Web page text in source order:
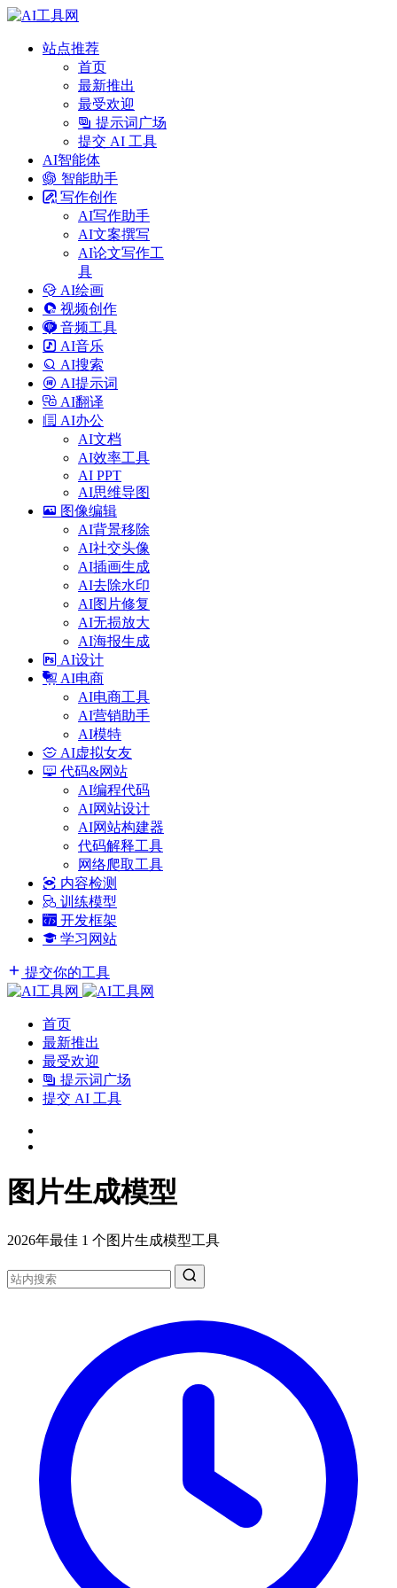
站点推荐
首页
最新推出
最受欢迎
提示词广场
提交 AI 工具
AI智能体
智能助手
写作创作
AI写作助手
AI文案撰写
AI论文写作工
具
AI绘画
视频创作
音频工具
AI音乐
AI搜索
AI提示词
AI翻译
AI办公
AI文档
AI效率工具
AI PPT
AI思维导图
图像编辑
AI背景移除
AI社交头像
AI插画生成
AI去除水印
AI图片修复
AI无损放大
AI海报生成
AI设计
AI电商
AI电商工具
AI营销助手
AI模特
AI虚拟女友
代码&网站
AI编程代码
AI网站设计
AI网站构建器
代码解释工具
网络爬取工具
内容检测
训练模型
开发框架
学习网站
提交你的工具
首页
最新推出
最受欢迎
提示词广场
提交 AI 工具
图片生成模型
2026年最佳 1 个图片生成模型工具